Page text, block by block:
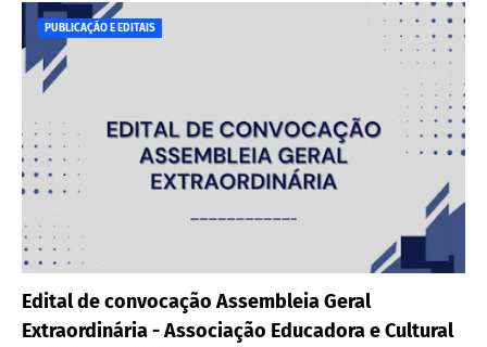
PUBLICAÇÃO E EDITAIS
Edital de convocação Assembleia Geral
Extraordinária - Associação Educadora e Cultural